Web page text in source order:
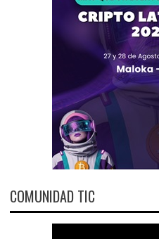
COMUNIDAD TIC